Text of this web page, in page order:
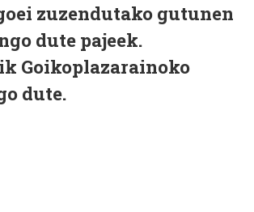
zuzendutako gutunen
dute pajeek.
Goikoplazarainoko
dute.